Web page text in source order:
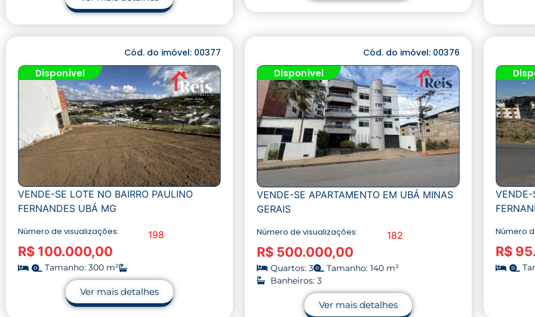
Cód. do imóvel: 00377
Disponível
VENDE-SE LOTE NO BAIRRO PAULINO
FERNANDES UBÁ MG
Número de visualizações: 198
R$ 100.000,00
Tamanho: 300 m²
Ver mais detalhes
Cód. do imóvel: 00376
Disponível
VENDE-SE APARTAMENTO EM UBÁ MINAS
GERAIS
Número de visualizações: 182
R$ 500.000,00
Quartos: 3
Tamanho: 140 m²
Banheiros: 3
Ver mais detalhes
VENDE-
Número
R$